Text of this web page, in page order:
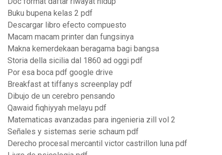
Buku bupena kelas 2 pdf
Descargar libro efecto compuesto
Macam macam printer dan fungsinya
Makna kemerdekaan beragama bagi bangsa
Storia della sicilia dal 1860 ad oggi pdf
Por esa boca pdf google drive
Breakfast at tiffanys screenplay pdf
Dibujo de un cerebro pensando
Qawaid fiqhiyyah melayu pdf
Matematicas avanzadas para ingenieria zill vol 2
Señales y sistemas serie schaum pdf
Derecho procesal mercantil victor castrillon luna pdf